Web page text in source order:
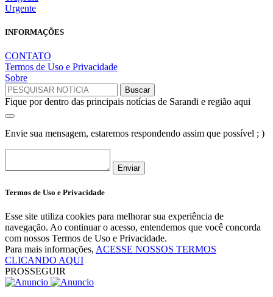
Urgente
INFORMAÇÕES
CONTATO
Termos de Uso e Privacidade
Sobre
Fique por dentro das principais notícias de Sarandi e região aqui
Envie sua mensagem, estaremos respondendo assim que possível ; )
Enviar
Termos de Uso e Privacidade
Esse site utiliza cookies para melhorar sua experiência de
navegação. Ao continuar o acesso, entendemos que você concorda
com nossos Termos de Uso e Privacidade.
Para mais informações, ACESSE NOSSOS TERMOS
CLICANDO AQUI
PROSSEGUIR